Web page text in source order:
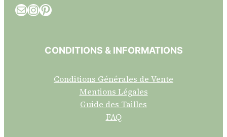
E-mail InstagramPinterest
CONDITIONS & INFORMATIONS
Conditions Générales de Vente
Mentions Légales
Guide des Tailles
FAQ